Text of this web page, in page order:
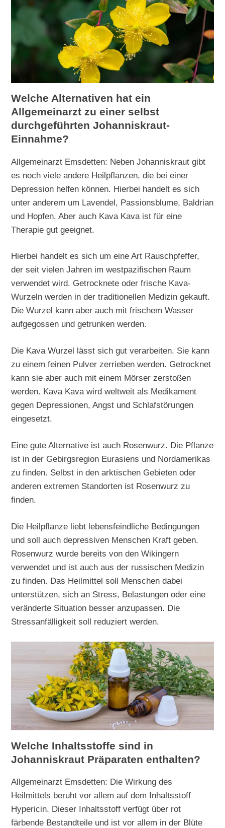
Welche Alternativen hat ein
Allgemeinarzt zu einer selbst
durchgeführten Johanniskraut-
Einnahme?
Allgemeinarzt Emsdetten: Neben Johanniskraut gibt
es noch viele andere Heilpflanzen, die bei einer
Depression helfen können. Hierbei handelt es sich
unter anderem um Lavendel, Passionsblume, Baldrian
und Hopfen. Aber auch Kava Kava ist für eine
Therapie gut geeignet.
Hierbei handelt es sich um eine Art Rauschpfeffer,
der seit vielen Jahren im westpazifischen Raum
verwendet wird. Getrocknete oder frische Kava-
Wurzeln werden in der traditionellen Medizin gekauft.
Die Wurzel kann aber auch mit frischem Wasser
aufgegossen und getrunken werden.
Die Kava Wurzel lässt sich gut verarbeiten. Sie kann
zu einem feinen Pulver zerrieben werden. Getrocknet
kann sie aber auch mit einem Mörser zerstoßen
werden. Kava Kava wird weltweit als Medikament
gegen Depressionen, Angst und Schlafstörungen
eingesetzt.
Eine gute Alternative ist auch Rosenwurz. Die Pflanze
ist in der Gebirgsregion Eurasiens und Nordamerikas
zu finden. Selbst in den arktischen Gebieten oder
anderen extremen Standorten ist Rosenwurz zu
finden.
Die Heilpflanze liebt lebensfeindliche Bedingungen
und soll auch depressiven Menschen Kraft geben.
Rosenwurz wurde bereits von den Wikingern
verwendet und ist auch aus der russischen Medizin
zu finden. Das Heilmittel soll Menschen dabei
unterstützen, sich an Stress, Belastungen oder eine
veränderte Situation besser anzupassen. Die
Stressanfälligkeit soll reduziert werden.
Welche Inhaltsstoffe sind in
Johanniskraut Präparaten enthalten?
Allgemeinarzt Emsdetten: Die Wirkung des
Heilmittels beruht vor allem auf dem Inhaltsstoff
Hypericin. Dieser Inhaltsstoff verfügt über rot
färbende Bestandteile und ist vor allem in der Blüte